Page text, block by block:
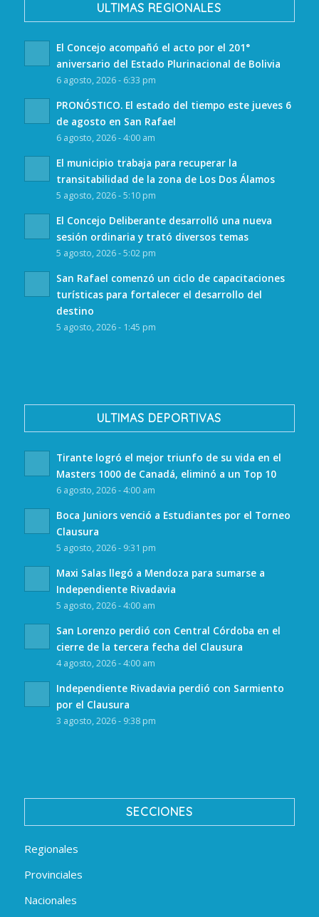
ULTIMAS REGIONALES
El Concejo acompañó el acto por el 201°
aniversario del Estado Plurinacional de Bolivia
6 agosto, 2026 - 6:33 pm
PRONÓSTICO. El estado del tiempo este jueves 6
de agosto en San Rafael
6 agosto, 2026 - 4:00 am
El municipio trabaja para recuperar la
transitabilidad de la zona de Los Dos Álamos
5 agosto, 2026 - 5:10 pm
El Concejo Deliberante desarrolló una nueva
sesión ordinaria y trató diversos temas
5 agosto, 2026 - 5:02 pm
San Rafael comenzó un ciclo de capacitaciones
turísticas para fortalecer el desarrollo del
destino
5 agosto, 2026 - 1:45 pm
ULTIMAS DEPORTIVAS
Tirante logró el mejor triunfo de su vida en el
Masters 1000 de Canadá, eliminó a un Top 10
6 agosto, 2026 - 4:00 am
Boca Juniors venció a Estudiantes por el Torneo
Clausura
5 agosto, 2026 - 9:31 pm
Maxi Salas llegó a Mendoza para sumarse a
Independiente Rivadavia
5 agosto, 2026 - 4:00 am
San Lorenzo perdió con Central Córdoba en el
cierre de la tercera fecha del Clausura
4 agosto, 2026 - 4:00 am
Independiente Rivadavia perdió con Sarmiento
por el Clausura
3 agosto, 2026 - 9:38 pm
SECCIONES
Regionales
Provinciales
Nacionales